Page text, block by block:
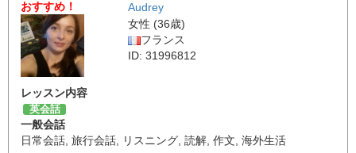
おすすめ！
Audrey
女性 (36歳)
フランス
ID: 31996812
レッスン内容
英会話
一般会話
日常会話, 旅行会話, リスニング, 読解, 作文, 海外生活